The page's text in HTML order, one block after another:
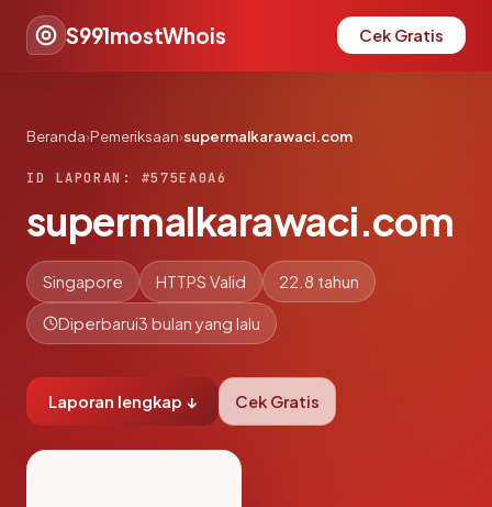
S991mostWhois Cek Gratis
Beranda›Pemeriksaan›supermalkarawaci.com
ID LAPORAN: #575EA0A6
supermalkarawaci.com
Singapore HTTPS Valid 22.8 tahun
Diperbarui3 bulan yang lalu
Laporan lengkap ↓ Cek Gratis